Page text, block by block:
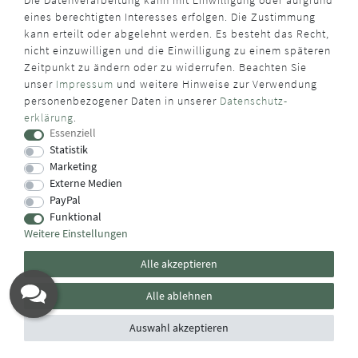
WUSSTEN SIE SCHON?
Das Käufersiegel des Händlerbunds garantiert Ihnen
100%.-ige Zahlungssicherheit, größtmöglichen Datenschutz
und Geld-zurück-Garantie bei Nicht- oder Falschlieferung.
eines berechtigten Interesses erfolgen. Die Zustimmung
kann erteilt oder abgelehnt werden. Es besteht das Recht,
nicht einzuwilligen und die Einwilligung zu einem späteren
Zeitpunkt zu ändern oder zu widerrufen. Beachten Sie
unser Impressum und weitere Hinweise zur Verwendung
personenbezogener Daten in unserer Daten­schutz­
erklärung.
Essenziell
Statistik
Marketing
Externe Medien
PayPal
Funktional
Weitere Einstellungen
Alle akzeptieren
Alle ablehnen
Auswahl akzeptieren